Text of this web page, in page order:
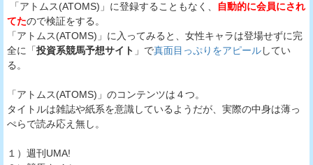
「アトムス(ATOMS)」に登録することもなく、
自動的に会員にされ
てたので検証をする。
「アトムス(ATOMS)」に入ってみると、女性キャラは登場せずに完
全に「投資系競馬予想サイト 」で真面目っぷりをアピールしてい
る。
「アトムス(ATOMS)」のコンテンツは４つ。
タイトルは雑誌や紙系を意識しているようだが、実際の中身は薄っ
ぺらで読み応え無し。
１）週刊UMA!